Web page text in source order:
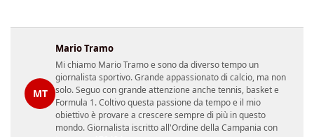
MT
Mario Tramo
Mi chiamo Mario Tramo e sono da diverso tempo un
giornalista sportivo. Grande appassionato di calcio, ma non
solo. Seguo con grande attenzione anche tennis, basket e
Formula 1. Coltivo questa passione da tempo e il mio
obiettivo è provare a crescere sempre di più in questo
mondo. Giornalista iscritto all'Ordine della Campania con